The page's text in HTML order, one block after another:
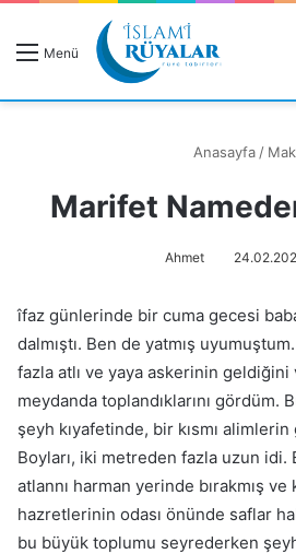
Menü
Anasayfa /
Marifet
Ahmet
îfaz günlerinde bir cuma gecesi
dalmıştı. Ben de yatmış
fazla atlı ve yaya askeri­nin geldiğini
meydanda toplandıklarını gördüm.
şeyh kıyafetinde, bir kısmı
Boyları, iki metreden fazla uzun
atlannı har­man yerinde bırakmış
hazretlerinin odası önünde saf­lar
bu büyük toplumu seyrederken
Rüyanızı